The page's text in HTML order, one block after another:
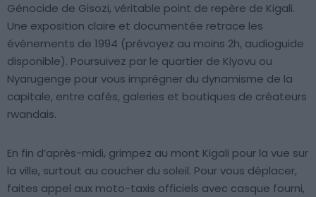
Génocide de Gisozi, véritable point de repère de Kigali.
Une exposition claire et documentée retrace les
événements de 1994 (prévoyez au moins 2h, audioguide
disponible). Poursuivez par le quartier de Kiyovu ou
Nyarugenge pour vous imprégner du dynamisme de la
capitale, entre cafés, galeries et boutiques de créateurs
rwandais.
En fin d’après-midi, grimpez au mont Kigali pour la vue sur
la ville, surtout au coucher du soleil. Pour vous déplacer,
faites appel aux moto-taxis officiels avec casque fourni,